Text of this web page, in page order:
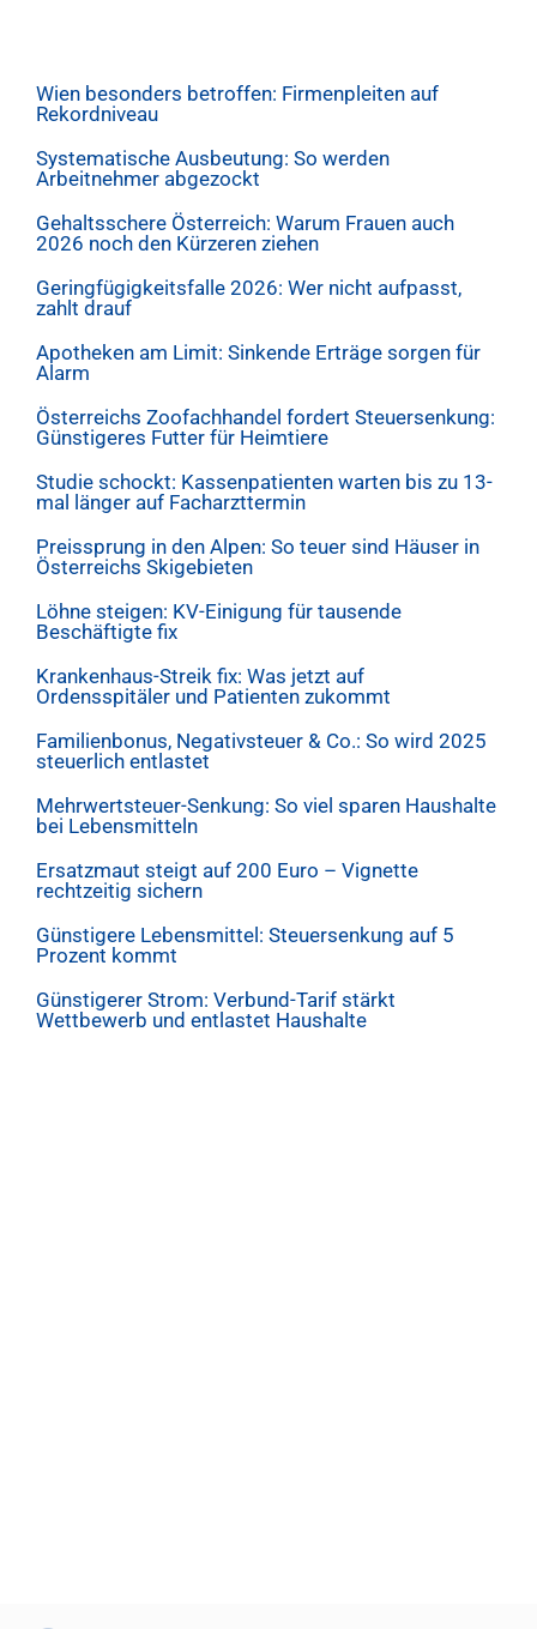
Wien besonders betroffen: Firmenpleiten auf
Rekordniveau
Systematische Ausbeutung: So werden
Arbeitnehmer abgezockt
Gehaltsschere Österreich: Warum Frauen auch
2026 noch den Kürzeren ziehen
Geringfügigkeitsfalle 2026: Wer nicht aufpasst,
zahlt drauf
Apotheken am Limit: Sinkende Erträge sorgen für
Alarm
Österreichs Zoofachhandel fordert Steuersenkung:
Günstigeres Futter für Heimtiere
Studie schockt: Kassenpatienten warten bis zu 13-
mal länger auf Facharzttermin
Preissprung in den Alpen: So teuer sind Häuser in
Österreichs Skigebieten
Löhne steigen: KV-Einigung für tausende
Beschäftigte fix
Krankenhaus-Streik fix: Was jetzt auf
Ordensspitäler und Patienten zukommt
Familienbonus, Negativsteuer & Co.: So wird 2025
steuerlich entlastet
Mehrwertsteuer-Senkung: So viel sparen Haushalte
bei Lebensmitteln
Ersatzmaut steigt auf 200 Euro – Vignette
rechtzeitig sichern
Günstigere Lebensmittel: Steuersenkung auf 5
Prozent kommt
Günstigerer Strom: Verbund-Tarif stärkt
Wettbewerb und entlastet Haushalte